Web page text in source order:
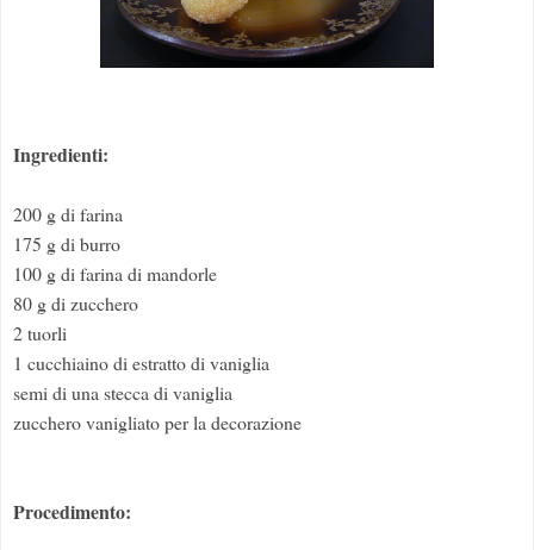
Ingredienti:
200 g di farina
175 g di burro
100 g di farina di mandorle
80 g di zucchero
2 tuorli
1 cucchiaino di estratto di vaniglia
semi di una stecca di vaniglia
zucchero vanigliato per la decorazione
Procedimento: